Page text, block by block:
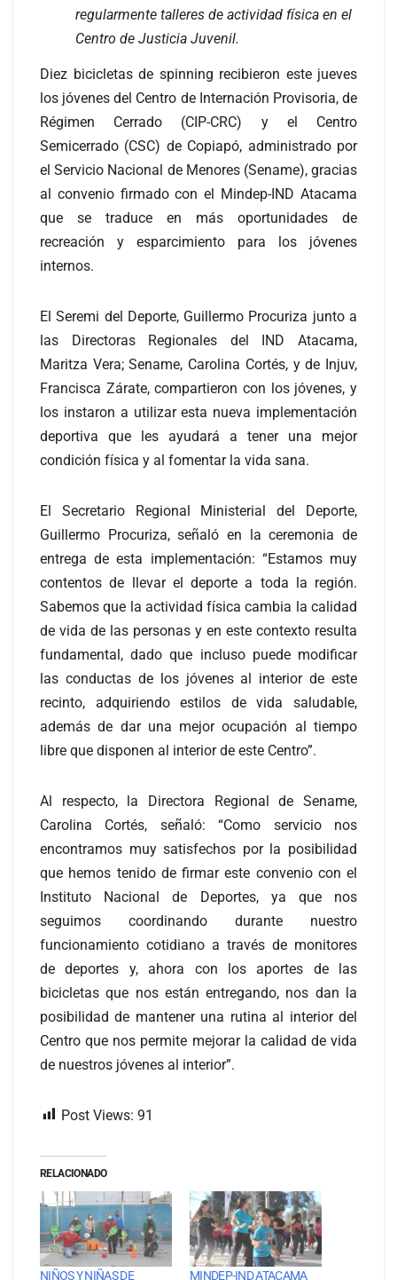
regularmente talleres de actividad física en el
Centro de Justicia Juvenil.
Diez bicicletas de spinning recibieron este jueves
los jóvenes del Centro de Internación Provisoria, de
Régimen Cerrado (CIP-CRC) y el Centro
Semicerrado (CSC) de Copiapó, administrado por
el Servicio Nacional de Menores (Sename), gracias
al convenio firmado con el Mindep-IND Atacama
que se traduce en más oportunidades de
recreación y esparcimiento para los jóvenes
internos.
El Seremi del Deporte, Guillermo Procuriza junto a
las Directoras Regionales del IND Atacama,
Maritza Vera; Sename, Carolina Cortés, y de Injuv,
Francisca Zárate, compartieron con los jóvenes, y
los instaron a utilizar esta nueva implementación
deportiva que les ayudará a tener una mejor
condición física y al fomentar la vida sana.
El Secretario Regional Ministerial del Deporte,
Guillermo Procuriza, señaló en la ceremonia de
entrega de esta implementación: “Estamos muy
contentos de llevar el deporte a toda la región.
Sabemos que la actividad física cambia la calidad
de vida de las personas y en este contexto resulta
fundamental, dado que incluso puede modificar
las conductas de los jóvenes al interior de este
recinto, adquiriendo estilos de vida saludable,
además de dar una mejor ocupación al tiempo
libre que disponen al interior de este Centro”.
Al respecto, la Directora Regional de Sename,
Carolina Cortés, señaló: “Como servicio nos
encontramos muy satisfechos por la posibilidad
que hemos tenido de firmar este convenio con el
Instituto Nacional de Deportes, ya que nos
seguimos coordinando durante nuestro
funcionamiento cotidiano a través de monitores
de deportes y, ahora con los aportes de las
bicicletas que nos están entregando, nos dan la
posibilidad de mantener una rutina al interior del
Centro que nos permite mejorar la calidad de vida
de nuestros jóvenes al interior”.
Post Views: 91
RELACIONADO
NIÑOS Y NIÑAS DE MINDEP-IND ATACAMA